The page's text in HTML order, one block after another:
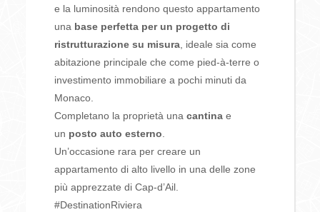
e la luminosità rendono questo appartamento
una base perfetta per un progetto di
ristrutturazione su misura , ideale sia come
abitazione principale che come pied-à-terre o
investimento immobiliare a pochi minuti da
Monaco.
Completano la proprietà unacantina e
un posto auto esterno
Un’occasione rara per creare un
appartamento di alto livello in una delle zone
più apprezzate di Cap-d’Ail.
#DestinationRiviera